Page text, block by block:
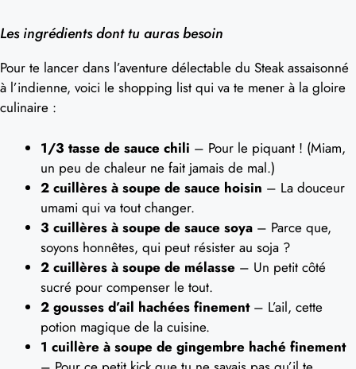
Les ingrédients dont tu auras besoin
Pour te lancer dans l’aventure délectable du Steak assaisonné
à l’indienne, voici le shopping list qui va te mener à la gloire
culinaire :
1/3 tasse de sauce chili – Pour le piquant ! (Miam,
un peu de chaleur ne fait jamais de mal.)
2 cuillères à soupe de sauce hoisin – La douceur
umami qui va tout changer.
3 cuillères à soupe de sauce soya – Parce que,
soyons honnêtes, qui peut résister au soja ?
2 cuillères à soupe de mélasse – Un petit côté
sucré pour compenser le tout.
2 gousses d’ail hachées finement– L’ail, cette
potion magique de la cuisine.
1 cuillère à soupe de gingembre haché finement